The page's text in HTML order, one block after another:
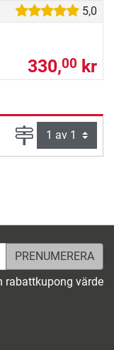
5,0
330,00 kr
Sida
rabattkupong värde